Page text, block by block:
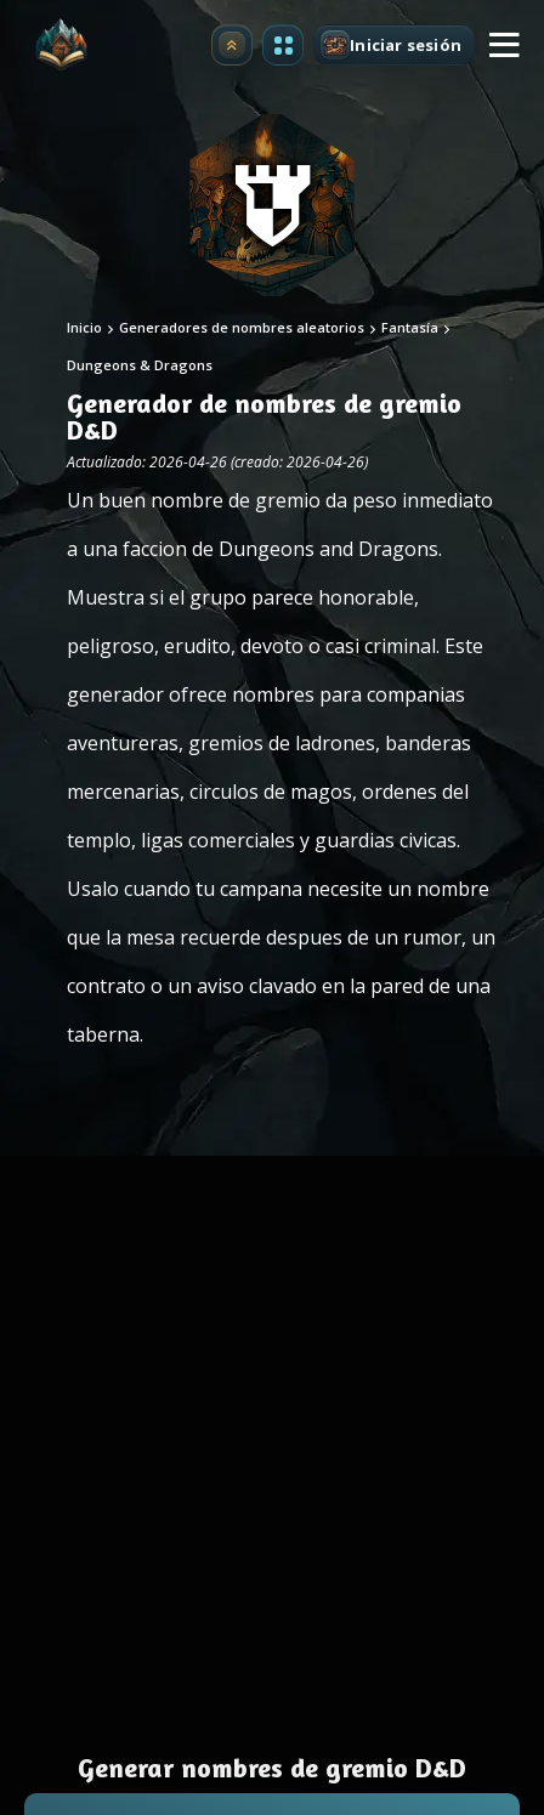
Mejorar Iniciar sesión
Inicio Generadores de nombres aleatorios Fantasía
Dungeons & Dragons
Generador de nombres de gremio
D&D
Actualizado: 2026-04-26 (creado: 2026-04-26)
Un buen nombre de gremio da peso inmediato
a una faccion de Dungeons and Dragons.
Muestra si el grupo parece honorable,
peligroso, erudito, devoto o casi criminal. Este
generador ofrece nombres para companias
aventureras, gremios de ladrones, banderas
mercenarias, circulos de magos, ordenes del
templo, ligas comerciales y guardias civicas.
Usalo cuando tu campana necesite un nombre
que la mesa recuerde despues de un rumor, un
contrato o un aviso clavado en la pared de una
taberna.
Generar nombres de gremio D&D